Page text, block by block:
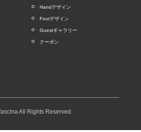
Handデザイン
Footデザイン
Guestギャラリー
クーポン
All Rights Reserved.